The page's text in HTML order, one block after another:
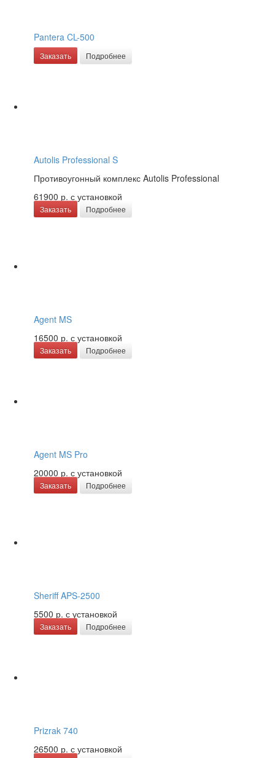
Pantera CL-500
Заказать Подробнее
Autolis Professional S
Противоугонный комплекс Autolis Professional
61900 р. с установкой
Заказать Подробнее
Agent MS
16500 р. с установкой
Заказать Подробнее
Agent MS Pro
20000 р. с установкой
Заказать Подробнее
Sheriff APS-2500
5500 р. с установкой
Заказать Подробнее
Prizrak 740
26500 р. с установкой